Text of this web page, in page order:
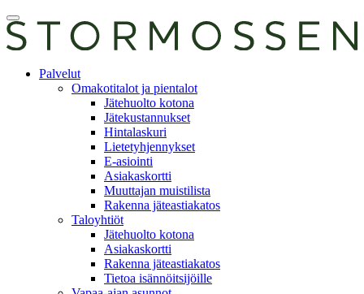
Skip
to
content
Avaa
päävalikko
asiointiPalvelut
Omakotitalot ja pientalot
Jätehuolto kotona
Jätekustannukset
Hintalaskuri
Lietetyhjennykset
E-asiointi
Asiakaskortti
Muuttajan muistilista
Rakenna jäteastiakatos
Taloyhtiöt
Jätehuolto kotona
Asiakaskortti
Rakenna jäteastiakatos
Tietoa isännöitsijöille